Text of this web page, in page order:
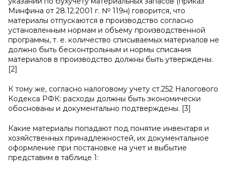
Минфина от 28.12.2001 г. № 119н) говорится, что
материалы отпускаются в производство согласно
установленным нормам и объему производственной
программы, т. е. количество списываемых материалов не
должно быть бесконтрольным и нормы списания
материалов в производство должны быть утверждены.
[2]
К тому же, согласно налоговому учету ст.252 Налогового
Кодекса РФК: расходы должны быть экономически
обоснованы и документально подтверждены. [3]
Какие материалы попадают под понятие инвентаря и
хозяйственных принадлежностей, их документальное
оформление при постановке на учет и выбытие
представим в таблице 1: